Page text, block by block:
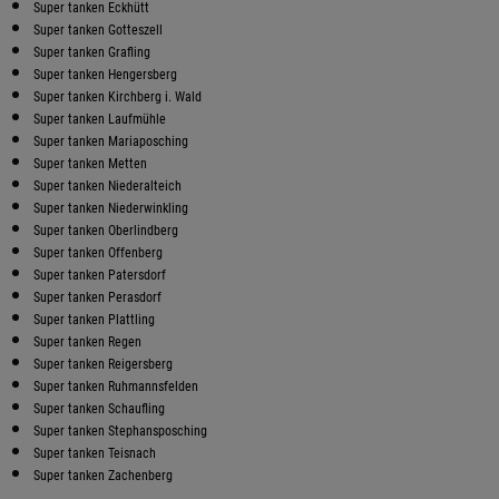
Super tanken Eckhütt
Super tanken Gotteszell
Super tanken Grafling
Super tanken Hengersberg
Super tanken Kirchberg i. Wald
Super tanken Laufmühle
Super tanken Mariaposching
Super tanken Metten
Super tanken Niederalteich
Super tanken Niederwinkling
Super tanken Oberlindberg
Super tanken Offenberg
Super tanken Patersdorf
Super tanken Perasdorf
Super tanken Plattling
Super tanken Regen
Super tanken Reigersberg
Super tanken Ruhmannsfelden
Super tanken Schaufling
Super tanken Stephansposching
Super tanken Teisnach
Super tanken Zachenberg